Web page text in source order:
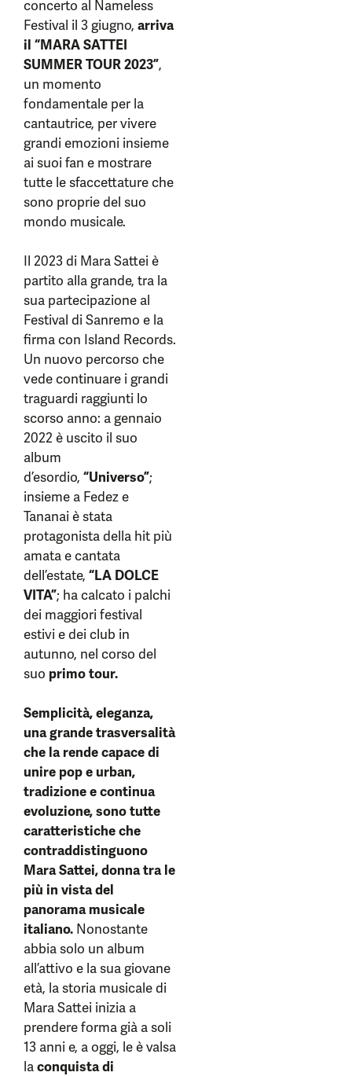
concerto al Nameless
Festival il 3 giugno, arriva
il “MARA SATTEI
SUMMER TOUR 2023”,
un momento
fondamentale per la
cantautrice, per vivere
grandi emozioni insieme
ai suoi fan e mostrare
tutte le sfaccettature che
sono proprie del suo
mondo musicale.
Il 2023 di Mara Sattei è
partito alla grande, tra la
sua partecipazione al
Festival di Sanremo e la
firma con Island Records.
Un nuovo percorso che
vede continuare i grandi
traguardi raggiunti lo
scorso anno: a gennaio
2022 è uscito il suo
album
d’esordio, “Universo”;
insieme a Fedez e
Tananai è stata
protagonista della hit più
amata e cantata
dell’estate, “LA DOLCE
VITA”; ha calcato i palchi
dei maggiori festival
estivi e dei club in
autunno, nel corso del
suo primo tour.
Semplicità, eleganza,
una grande trasversalità
che la rende capace di
unire pop e urban,
tradizione e continua
evoluzione, sono tutte
caratteristiche che
contraddistinguono
Mara Sattei, donna tra le
più in vista del
panorama musicale
italiano. Nonostante
abbia solo un album
all’attivo e la sua giovane
età, la storia musicale di
Mara Sattei inizia a
prendere forma già a soli
13 anni e, a oggi, le è valsa
laconquista di